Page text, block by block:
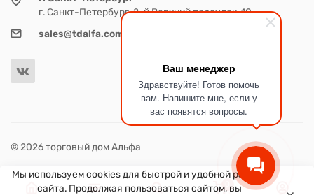
Ваш менеджер
Здравствуйте! Готов помочь
вам. Напишите мне, если у
вас появятся вопросы.
г. Санкт-Петербург, 2-й Верхний переулок, 10
sales@tdalfa.com
© 2026 торговый дом Альфа
Мы используем cookies для быстрой и удобной работы
сайта. Продолжая пользоваться сайтом, вы
0